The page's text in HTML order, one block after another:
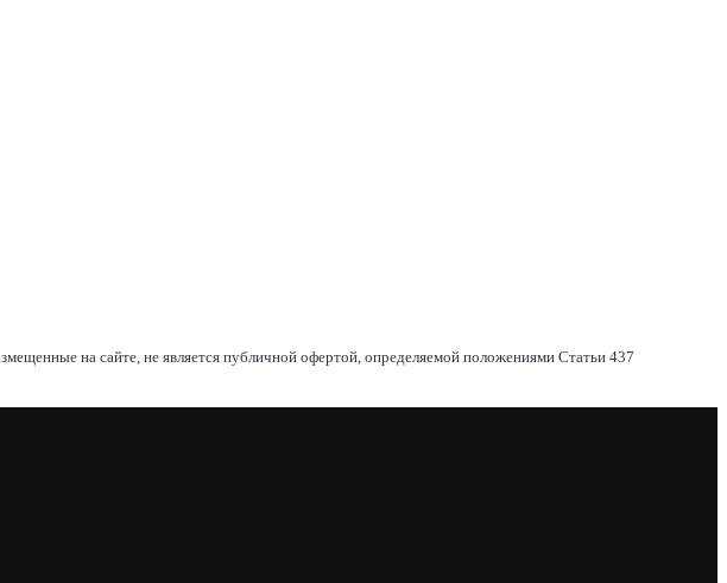
на сайте, не является публичной офертой, определяемой положениями Статьи 437